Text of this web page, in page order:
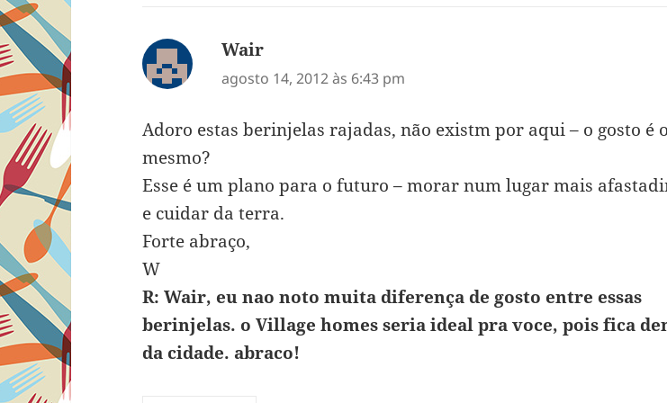
Wair
agosto 14, 2012 às 6:43 pm
Adoro estas berinjelas rajadas, não existm por aqui – o gosto é o
mesmo?
Esse é um plano para o futuro – morar num lugar mais
e cuidar da terra.
Forte abraço,
W
R: Wair, eu nao noto muita diferença de gosto entre essas
berinjelas. o Village homes seria ideal pra voce, pois fica
da cidade. abraco!